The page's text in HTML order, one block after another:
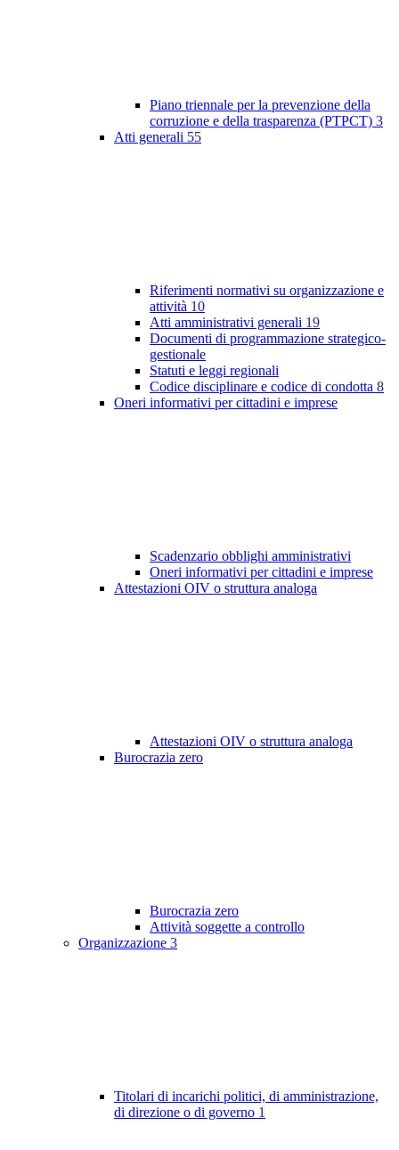
Piano triennale per la prevenzione della
corruzione e della trasparenza (PTPCT) 3
Atti generali 55
Riferimenti normativi su organizzazione e
attività 10
Atti amministrativi generali 19
Documenti di programmazione strategico-
gestionale
Statuti e leggi regionali
Codice disciplinare e codice di condotta 8
Oneri informativi per cittadini e imprese
Scadenzario obblighi amministrativi
Oneri informativi per cittadini e imprese
Attestazioni OIV o struttura analoga
Attestazioni OIV o struttura analoga
Burocrazia zero
Burocrazia zero
Attività soggette a controllo
Organizzazione 3
Titolari di incarichi politici, di amministrazione,
di direzione o di governo 1